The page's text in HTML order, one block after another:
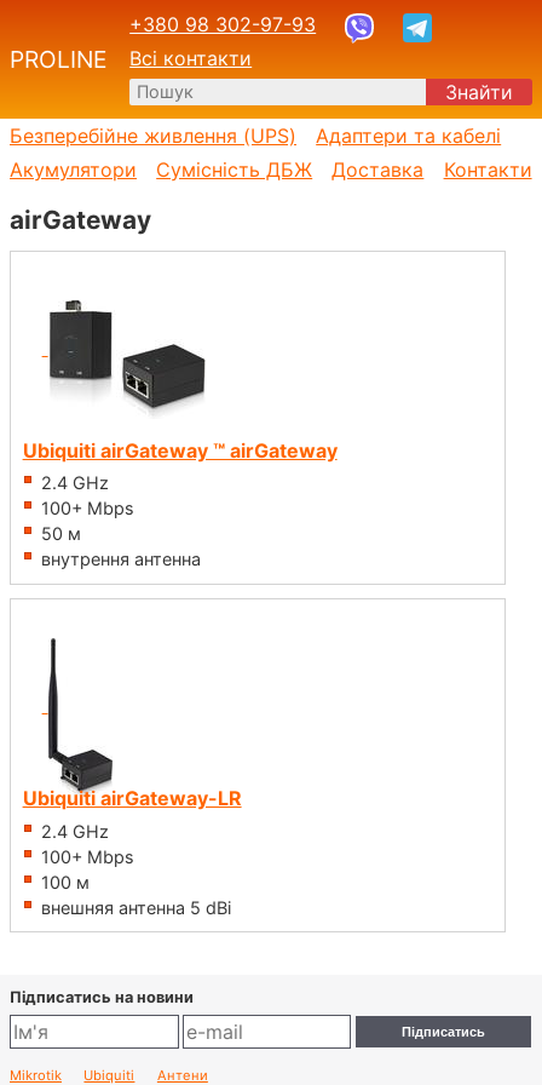
PROLINE
+380 98 302-97-93
Всі контакти
Знайти
Безперебійне живлення (UPS)
Адаптери та кабелі
Акумулятори
Сумісність ДБЖ Доставка Контакти
airGateway
Ubiquiti airGateway ™ airGateway
2.4 GHz
100+ Mbps
50 м
внутрення антенна
Ubiquiti airGateway-LR
2.4 GHz
100+ Mbps
100 м
внешняя антенна 5 dBi
Підписатись на новини
Mikrotik Ubiquiti Антени